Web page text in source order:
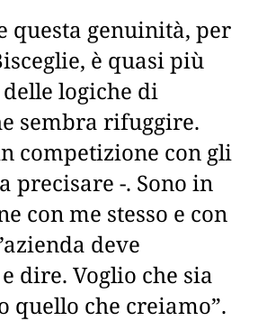
questa genuinità, per
è quasi più
logiche di
sembra rifuggire.
competizione con gli
precisare -. Sono in
con me stesso e con
deve
dire. Voglio che sia
quello che creiamo”.